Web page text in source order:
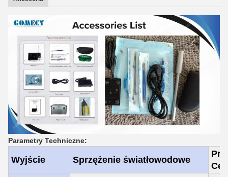
Parametry Techniczne:
Wyjście Sprzężenie światłowodowe